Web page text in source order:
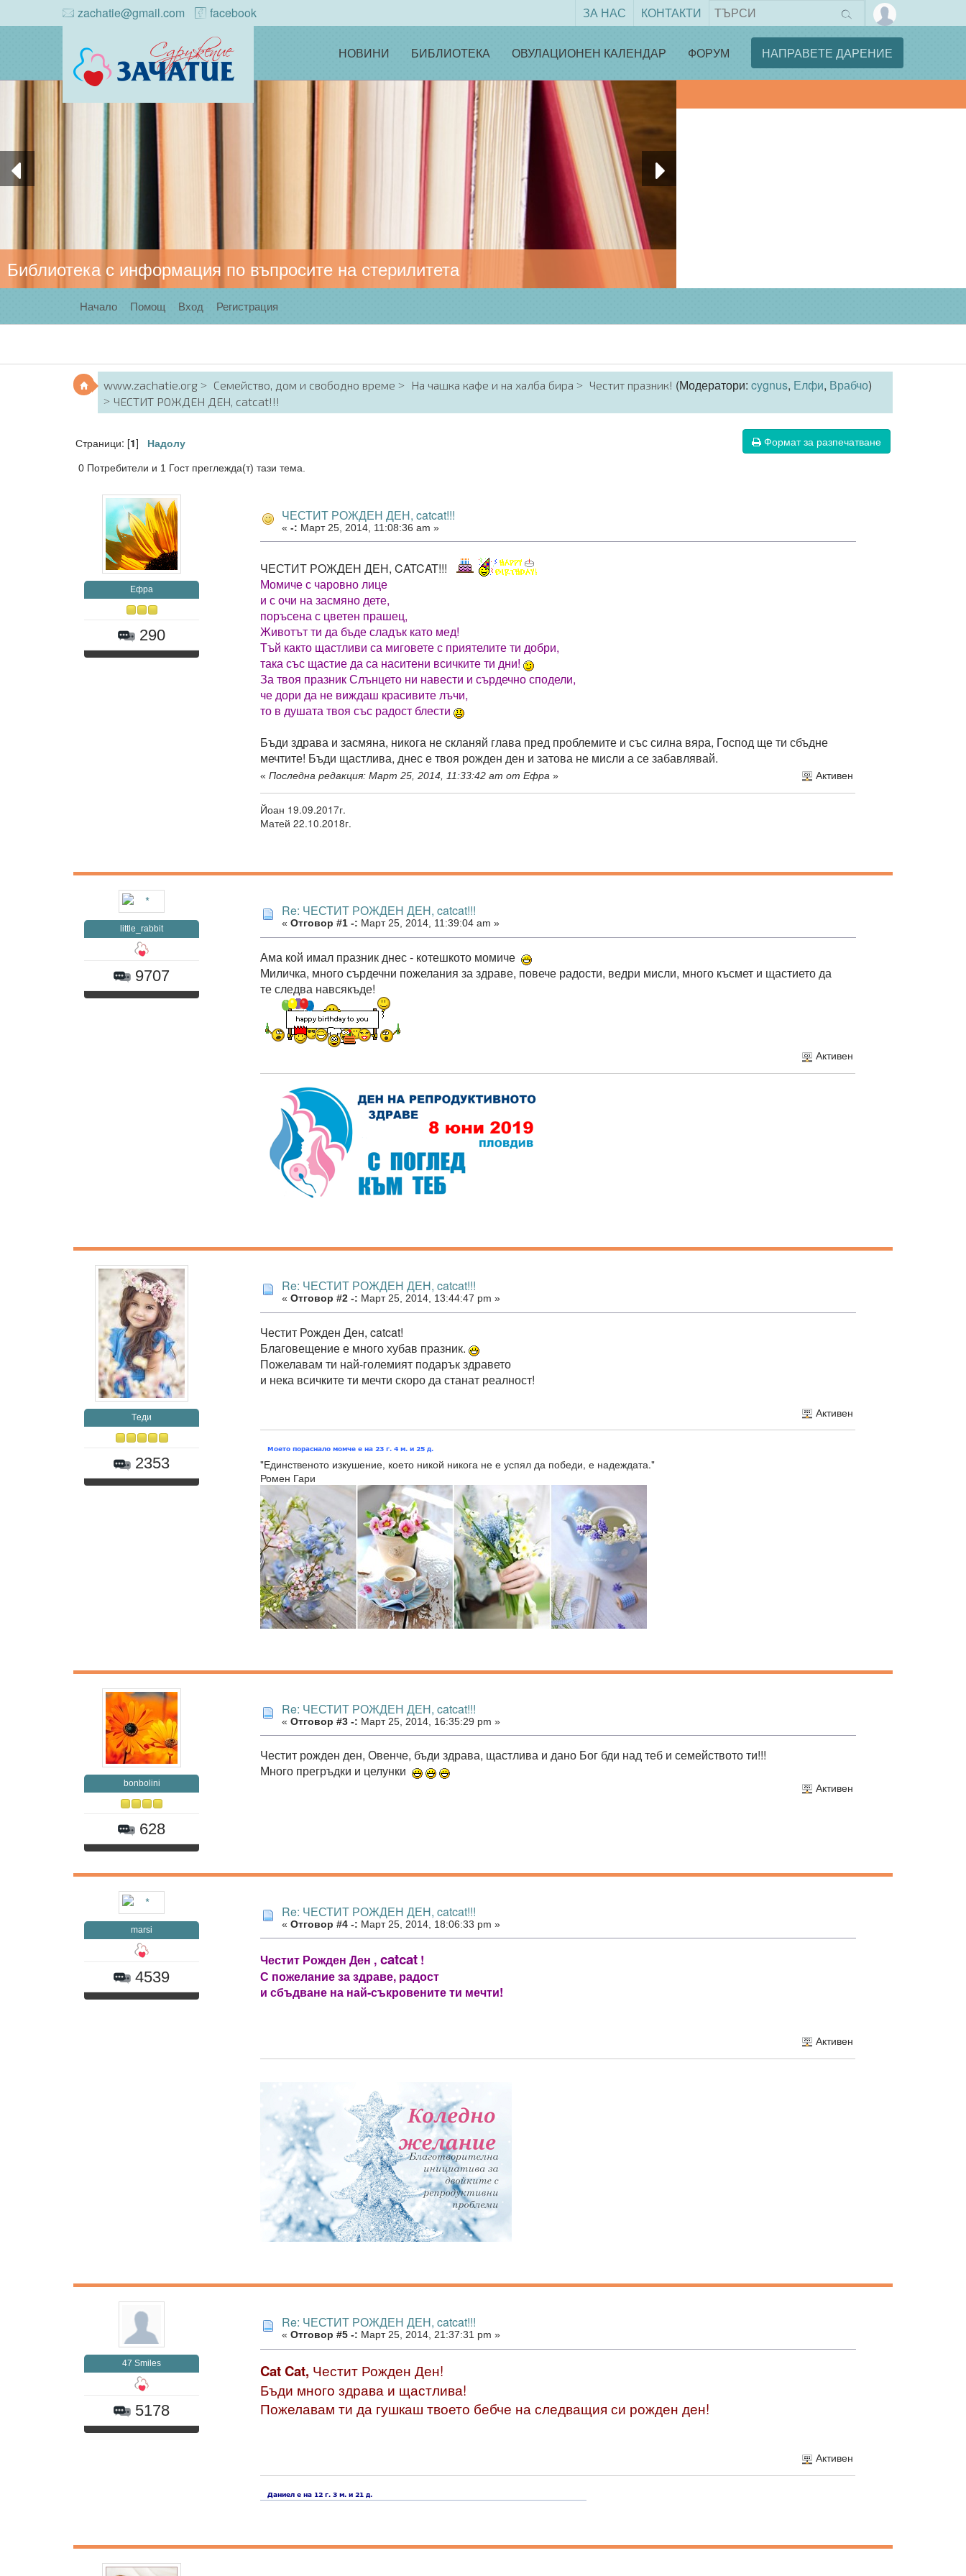
zachatie@gmail.com facebook ЗА НАС КОНТАКТИ
НОВИНИ БИБЛИОТЕКА ОВУЛАЦИОНЕН КАЛЕНДАР ФОРУМ НАПРАВЕТЕ ДАРЕНИЕ
Библиотека с информация по въпросите на стерилитета
Начало Помощ Вход Регистрация
www.zachatie.org Семейство, дом и свободно време На чашка кафе и на халба бира Честит празник! (Модератори:cygnus, Елфи, Врабчо)
ЧЕСТИТ РОЖДЕН ДЕН, catcat!!!
Формат за разпечатване
Страници: [1] Надолу
0 Потребители и 1 Гост преглежда(т) тази тема.
Ефра
290
ЧЕСТИТ РОЖДЕН ДЕН, catcat!!!
« -: Март 25, 2014, 11:08:36 am »
ЧЕСТИТ РОЖДЕН ДЕН, CATCAT!!!
Момиче с чаровно лице
и с очи на засмяно дете,
поръсена с цветен прашец,
Животът ти да бъде сладък като мед!
Тъй както щастливи са миговете с приятелите ти добри,
така със щастие да са наситени всичките ти дни!
За твоя празник Слънцето ни навести и сърдечно сподели,
че дори да не виждаш красивите лъчи,
то в душата твоя със радост блести
Бъди здрава и засмяна, никога не скланяй глава пред проблемите и със силна вяра, Господ ще ти сбъдне
мечтите! Бъди щастлива, днес е твоя рожден ден и затова не мисли а се забавлявай.
« Последна редакция: Март 25, 2014, 11:33:42 am от Ефра » Активен
Йоан 19.09.2017г.
Матей 22.10.2018г.
little_rabbit
9707
Re: ЧЕСТИТ РОЖДЕН ДЕН, catcat!!!
« Отговор #1 -: Март 25, 2014, 11:39:04 am »
Ама кой имал празник днес - котешкото момиче
Миличка, много сърдечни пожелания за здраве, повече радости, ведри мисли, много късмет и щастието да
те следва навсякъде!
Активен
Tеди
2353
Re: ЧЕСТИТ РОЖДЕН ДЕН, catcat!!!
« Отговор #2 -: Март 25, 2014, 13:44:47 pm »
Честит Рожден Ден, catcat!
Благовещение е много хубав празник.
Пожелавам ти най-големият подарък здравето
и нека всичките ти мечти скоро да станат реалност!
Активен
"Единственото изкушение, което никой никога не е успял да победи, е надеждата."
Ромен Гари
bonbolini
628
Re: ЧЕСТИТ РОЖДЕН ДЕН, catcat!!!
« Отговор #3 -: Март 25, 2014, 16:35:29 pm »
Честит рожден ден, Овенче, бъди здрава, щастлива и дано Бог бди над теб и семейството ти!!!
Много прегръдки и целунки
Активен
marsi
4539
Re: ЧЕСТИТ РОЖДЕН ДЕН, catcat!!!
« Отговор #4 -: Март 25, 2014, 18:06:33 pm »
Честит Рожден Ден , catcat !
С пожелание за здраве, радост
и сбъдване на най-съкровените ти мечти!
Активен
47 Smiles
5178
Re: ЧЕСТИТ РОЖДЕН ДЕН, catcat!!!
« Отговор #5 -: Март 25, 2014, 21:37:31 pm »
Cat Cat, Честит Рожден Ден!
Бъди много здрава и щастлива!
Пожелавам ти да гушкаш твоето бебче на следващия си рожден ден!
Активен